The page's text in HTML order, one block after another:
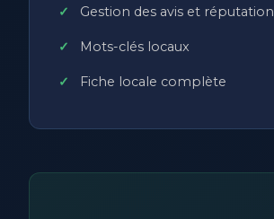
Gestion des avis et réputation
Mots-clés locaux
Fiche locale complète